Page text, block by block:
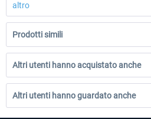
altro
Prodotti simili
Altri utenti hanno acquistato anche
Altri utenti hanno guardato anche